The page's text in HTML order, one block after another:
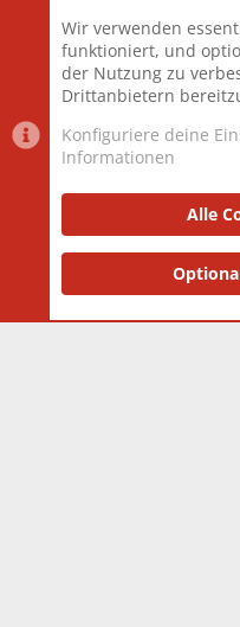
Mitglieder
Neuestes Mitglied
Community platform by
and add-ons by ThemeHouse
Wir verwenden
funktioniert, und
der Nutzung zu
Drittanbietern
Konfiguriere deine
Informationen
Alle